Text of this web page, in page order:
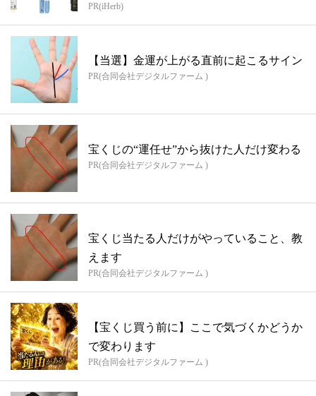
PR(iHerb)
【当選】金運が上がる直前に起こるサイン
PR(合同会社デジタルファーム )
宝くじの“運任せ”から抜けた人だけ変わる
PR(合同会社デジタルファーム )
宝くじ当たる人だけがやっていること、教
えます
PR(合同会社デジタルファーム )
【宝くじ買う前に】ここで気づくかどうか
で変わります
PR(合同会社デジタルファーム )